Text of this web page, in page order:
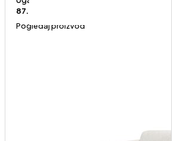
87.000
Pogledaj proizvod